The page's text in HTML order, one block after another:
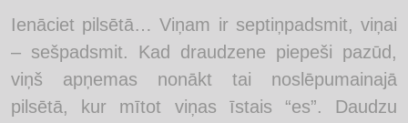
Ienāciet pilsētā… Viņam ir septiņpadsmit, viņai
– sešpadsmit. Kad draudzene piepeši pazūd,
viņš apņemas nonākt tai noslēpumainajā
pilsētā, kur mītot viņas īstais “es”. Daudzu